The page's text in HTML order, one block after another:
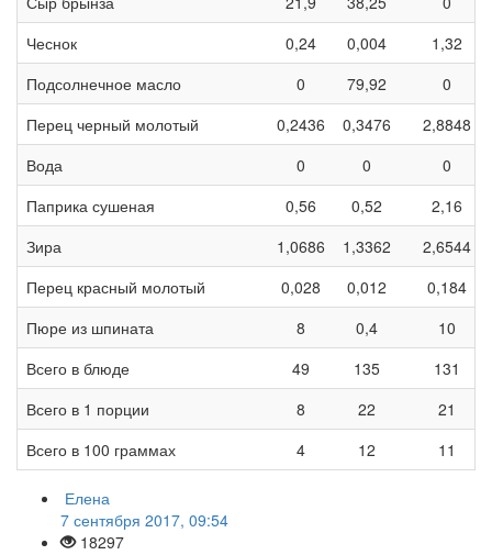
Чеснок
0,24 0,004
1,32
Подсолнечное масло
0 79,92
0
Перец черный молотый
0,2436 0,3476
2,8848
Вода
0 0
0
Паприка сушеная
0,56 0,52
2,16
Зира
1,0686 1,3362
2,6544
Перец красный молотый
0,028 0,012
0,184
Пюре из шпината
8 0,4
10
Всего в блюде
49 135
131
Всего в 1 порции
8 22
21
Всего в 100 граммах
4 12 11
Елена
7 сентября 2017, 09:54
18297